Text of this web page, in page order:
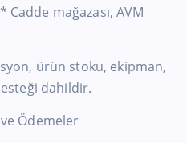
mağazası, AVM
ürün stoku, ekipman,
dahildir.
Ödemeler